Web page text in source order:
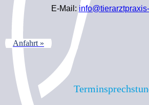
E-Mail:
Anfahrt »